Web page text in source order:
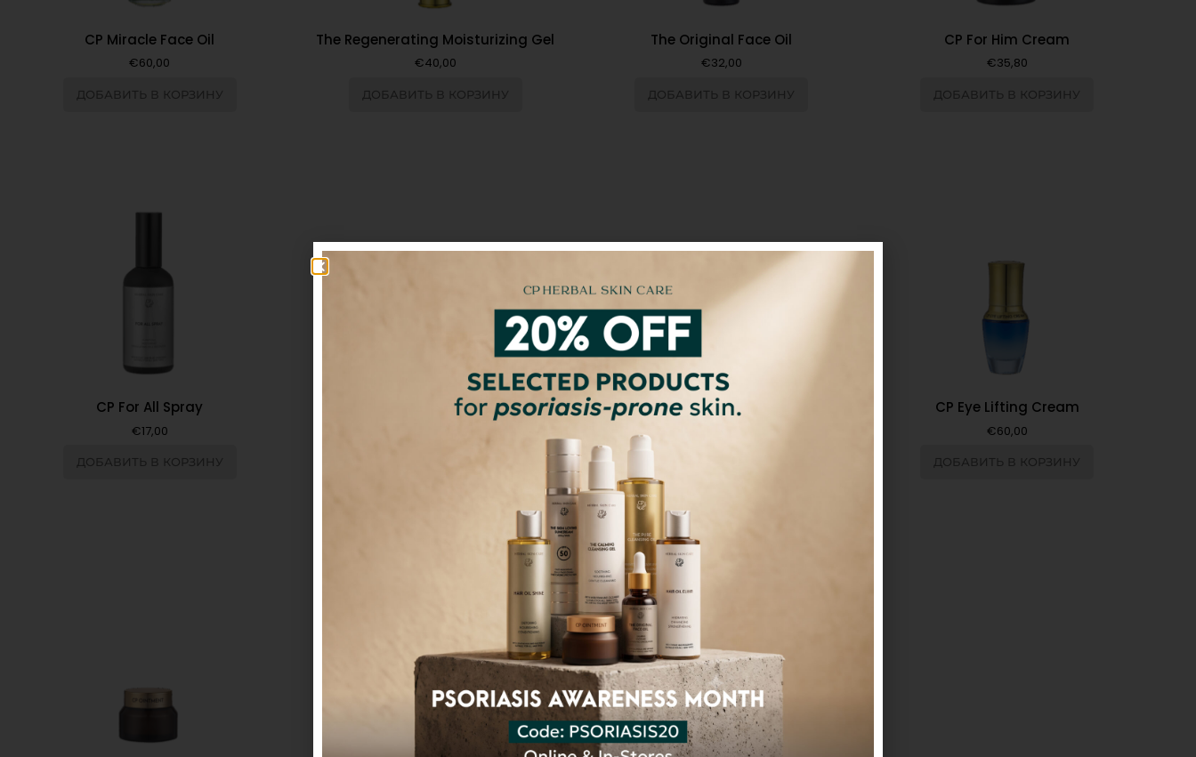
CP Miracle Face Oil
€60,00
ДОБАВИТЬ В КОРЗИНУ
The Regenerating Moisturizing Gel
€40,00
ДОБАВИТЬ В КОРЗИНУ
The Original Face Oil
€32,00
ДОБАВИТЬ В КОРЗИНУ
CP For Him Cream
€35,80
ДОБАВИТЬ В КОРЗИНУ
CP For All Spray
€17,00
ДОБАВИТЬ В КОРЗИНУ
CP For Him Face Oil CP Eye Glory Cream CP Eye Lifting Cream
€60,00
ДОБАВИТЬ В КОРЗИНУ